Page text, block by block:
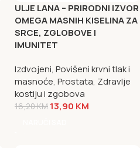
ULJE LANA – PRIRODNI IZVOR
OMEGA MASNIH KISELINA ZA
SRCE, ZGLOBOVE I
IMUNITET
Izdvojeni, Povišeni krvni tlak i
masnoće, Prostata, Zdravlje
kostiju i zgobova
16,20KM 13,90 KM